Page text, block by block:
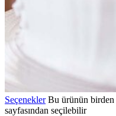
SeçeneklerBu ürünün birden
sayfasından seçilebilir